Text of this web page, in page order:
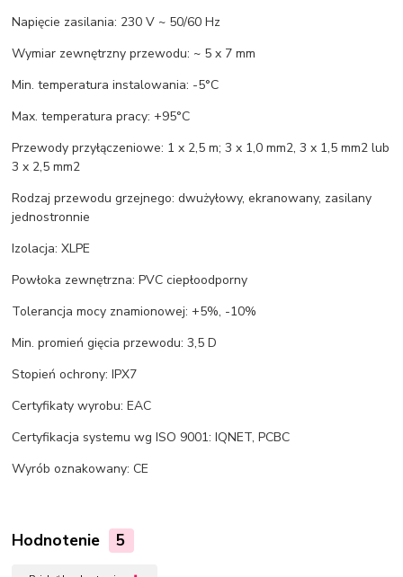
Napięcie zasilania: 230 V ~ 50/60 Hz
Wymiar zewnętrzny przewodu: ~ 5 x 7 mm
Min. temperatura instalowania: -5°C
Max. temperatura pracy: +95°C
Przewody przyłączeniowe: 1 x 2,5 m; 3 x 1,0 mm2, 3 x 1,5 mm2 lub
3 x 2,5 mm2
Rodzaj przewodu grzejnego: dwużyłowy, ekranowany, zasilany
jednostronnie
Izolacja: XLPE
Powłoka zewnętrzna: PVC ciepłoodporny
Tolerancja mocy znamionowej: +5%, -10%
Min. promień gięcia przewodu: 3,5 D
Stopień ochrony: IPX7
Certyfikaty wyrobu: EAC
Certyfikacja systemu wg ISO 9001: IQNET, PCBC
Wyrób oznakowany: CE
Hodnotenie 5